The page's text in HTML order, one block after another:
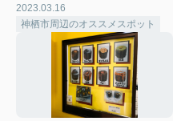
2023.03.16
神栖市周辺のオススメスポット